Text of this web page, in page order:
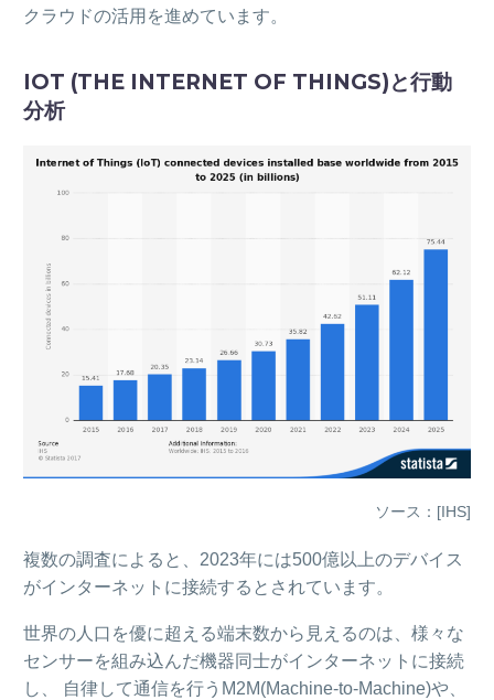
クラウドの活用を進めています。
IOT (THE INTERNET OF THINGS)と行動
分析
ソース：[IHS]
複数の調査によると、2023年には500億以上のデバイス
がインターネットに接続するとされています。
世界の人口を優に超える端末数から見えるのは、様々な
センサーを組み込んだ機器同士がインターネットに接続
し、 自律して通信を行うM2M(Machine-to-Machine)や、